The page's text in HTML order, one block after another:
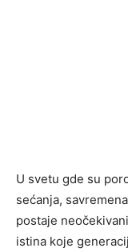
U svetu gde su
sećanja,
postaje
istina koje